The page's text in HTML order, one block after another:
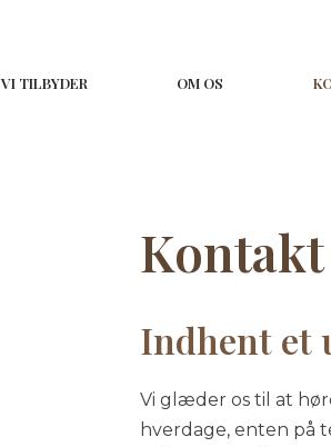
VI TILBYDER OM OS
Indhent et
​Vi glæder os til at
hverdage, enten på